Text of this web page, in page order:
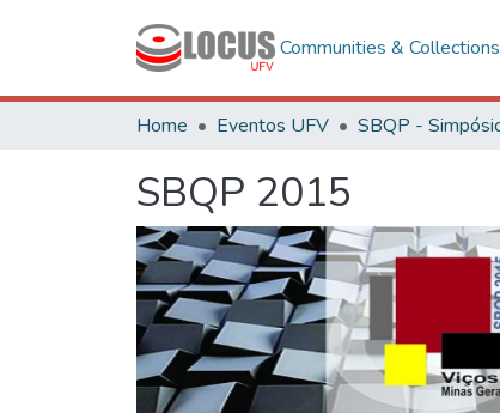
Communities & Collections
Home Eventos UFV
SBQP 2015